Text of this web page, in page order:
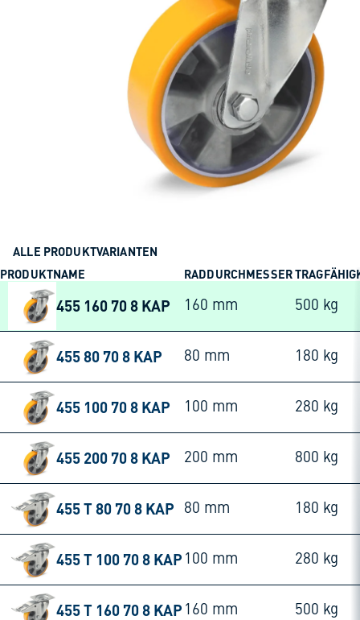
ALLE PRODUKTVARIANTEN
PRODUKTNAME
RADDURCHMESSER
455 160 70 8 KAP 160 mm 500 kg
455 80 70 8 KAP 80 mm 180 kg
455 100 70 8 KAP 100 mm 280 kg
455 200 70 8 KAP 200 mm 800 kg
455 T 80 70 8 KAP 80 mm 180 kg
455 T 100 70 8 KAP 100 mm 280 kg
455 T 160 70 8 KAP 160 mm 500 kg